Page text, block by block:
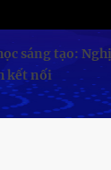
sáng tạo:
kết nối